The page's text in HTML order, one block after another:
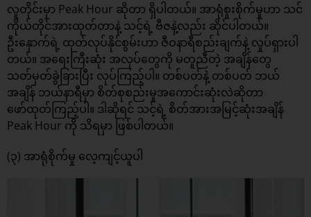
လူတိုင်းမှာ Peak Hour ဆိုတာ ရှိပါတယ်။ အာရုံစူးစိုက်မှုဟာ သင်
ကိုယ်တိုင်အားထုတ်တာနဲ့ သင့်ရဲ့ ဗီဇနဲ့လည်း ဆိုင်ပါတယ်။
ဦးနှောက်ရဲ့ ထုတ်လုပ်နိုင်စွမ်းဟာ ဇီဝနာရီစည်းချက်နဲ့ လှုပ်ရှားပါ
တယ်။ အရေးကြီးဆုံး အလုပ်တွေကို မတူညီတဲ့ အချိန်တွေ
သတ်မှတ်ခွဲခြားပြီး လုပ်ကြည့်ပါ။ တစ်ပတ်နဲ့ တစ်ပတ် ဘယ်
အချိန် ဘယ်နာရီမှာ စိတ်စုစည်းမှုအကောင်းဆုံးလဲဆိုတာ
ဖော်ထုတ်ကြည့်ပါ။ ဒါဆိုရင် သင့်ရဲ့ စိတ်အားအမြင့်ဆုံးအချိန်
Peak Hour ကို သိရမှာ ဖြစ်ပါတယ်။
(၃) အာရုံစိုက်မှု လေ့ကျင့်ယူပါ